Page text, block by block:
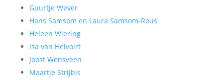
Guurtje Wever
Hans Samsom en Laura Samsom-Rous
Heleen Wiering
Isa van Helvoirt
Joost Wensveen
Maartje Strijbis